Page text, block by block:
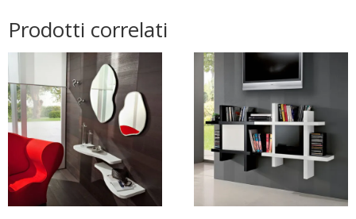
Prodotti correlati